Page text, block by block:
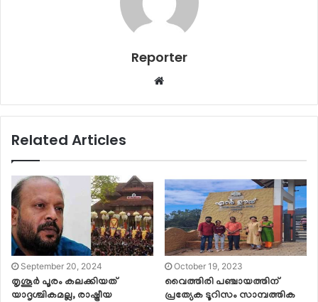
Reporter
Website
Related Articles
September 20, 2024
തൃശൂര്‍ പൂരം കലക്കിയത്
യാദൃശ്ചികമല്ല, രാഷ്ട്രീയ
October 19, 2023
വൈത്തിരി പഞ്ചായത്തിന്
പ്രത്യേക ടൂറിസം സാമ്പത്തിക